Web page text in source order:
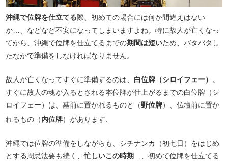
沖縄で位牌を仕立てる際、初めての場合には何か間違えはない
か…、などなど不安になってしまいますよね。特に故人が亡くなっ
てから、沖縄で位牌を仕立てるまでの期間は短いため、バタバタし
たなかで準備をしなければなりません。
故人が亡くなってすぐに準備するのは、 白位牌（シロイフェー）
。
すぐに故人の魂が入るとされる本位牌が仕上がるまでの白位牌（シ
ロイフェー）は、墓前に置かれるものと（野位牌）、仏壇前に置か
れるもの（内位牌）があります、
沖縄では位牌の準備をしながらも、シチナンカ（初七日）をはじめ
とする周忌法要も続く、忙しいこの時期
…、初めて位牌を仕立てる